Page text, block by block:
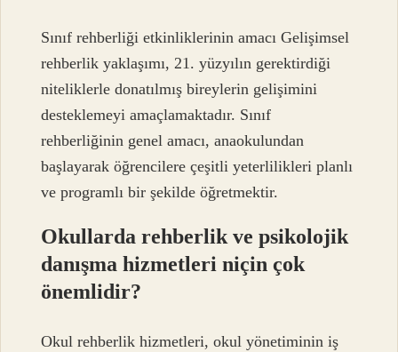
Sınıf rehberliği etkinliklerinin amacı Gelişimsel
rehberlik yaklaşımı, 21. yüzyılın gerektirdiği
niteliklerle donatılmış bireylerin gelişimini
desteklemeyi amaçlamaktadır. Sınıf
rehberliğinin genel amacı, anaokulundan
başlayarak öğrencilere çeşitli yeterlilikleri planlı
ve programlı bir şekilde öğretmektir.
Okullarda rehberlik ve psikolojik
danışma hizmetleri niçin çok
önemlidir?
Okul rehberlik hizmetleri, okul yönetiminin iş